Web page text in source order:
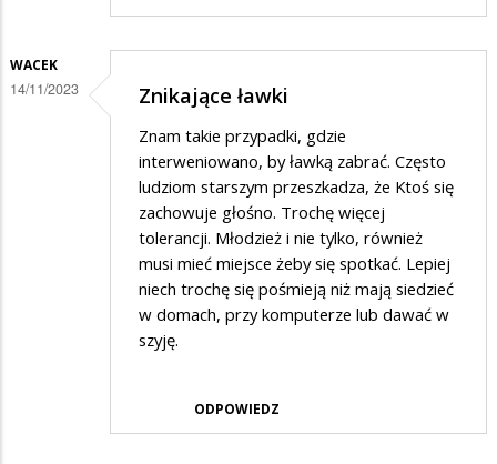
WACEK
14/11/2023 Znikające ławki
Znam takie przypadki, gdzie
interweniowano, by ławką zabrać. Często
ludziom starszym przeszkadza, że Ktoś się
zachowuje głośno. Trochę więcej
tolerancji. Młodzież i nie tylko, również
musi mieć miejsce żeby się spotkać. Lepiej
niech trochę się pośmieją niż mają siedzieć
w domach, przy komputerze lub dawać w
szyję.
ODPOWIEDZ